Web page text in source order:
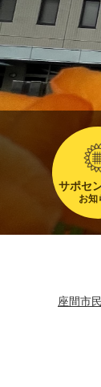
サポセ
お知
座間市